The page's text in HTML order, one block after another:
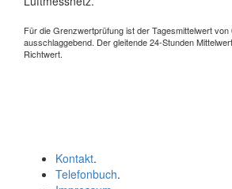
Für die Grenzwertprüfung ist der Tagesmittelwert von
ausschlaggebend. Der gleitende 24-Stunden
Richtwert.
Kontakt.
Telefonbuch.